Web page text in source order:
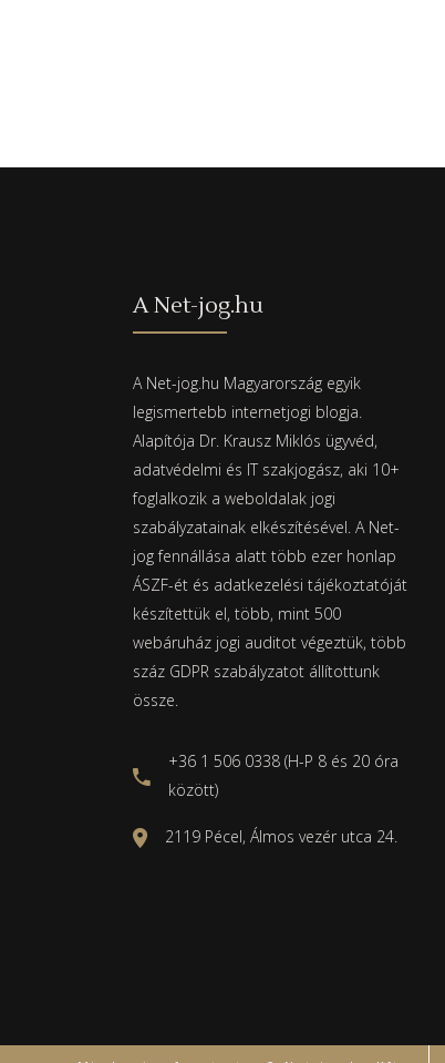
A Net-jog.hu
A Net-jog.hu Magyarország egyik
legismertebb internetjogi blogja.
Alapítója Dr. Krausz Miklós ügyvéd,
adatvédelmi és IT szakjogász, aki 10+
foglalkozik a weboldalak jogi
szabályzatainak elkészítésével. A Net-
jog fennállása alatt több ezer honlap
ÁSZF-ét és adatkezelési tájékoztatóját
készítettük el, több, mint 500
webáruház jogi auditot végeztük, több
száz GDPR szabályzatot állítottunk
össze.
+36 1 506 0338 (H-P 8 és 20 óra
között)
2119 Pécel, Álmos vezér utca 24.